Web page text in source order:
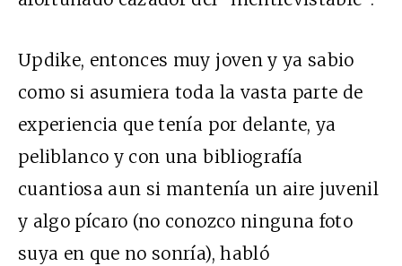
Updike, entonces muy joven y ya sabio
como si asumiera toda la vasta parte de
experiencia que tenía por delante, ya
peliblanco y con una bibliografía
cuantiosa aun si mantenía un aire juvenil
y algo pícaro (no conozco ninguna foto
suya en que no sonría), habló